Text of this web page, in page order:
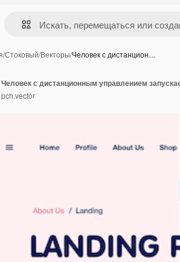
/Стоковый/Векторы/Человек с дистанцион…
pch.vector